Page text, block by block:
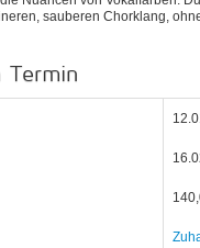
sauberen Chorklang,
Termin